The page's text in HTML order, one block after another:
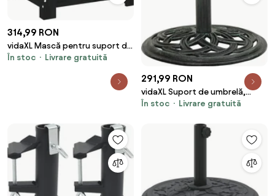
314,99 RON
vidaXL Mască pentru suport de
umbrelă, negru, lemn masiv de
În stoc Livrare gratuită
291,99 RON
vidaXL Suport de umbrelă,
verde, 44x44x31, fontă
În stoc Livrare gratuită